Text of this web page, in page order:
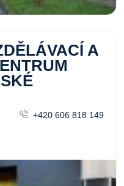
A
+420 606 818 149